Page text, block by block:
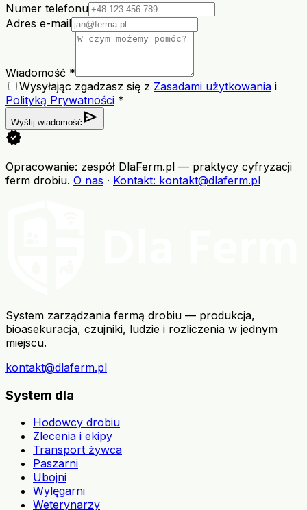
Numer telefonu
Adres e-mail
Wiadomość *
Wysyłając zgadzasz się z Zasadami użytkowania i
Polityką Prywatności *
Wyślij wiadomość send
verified
Opracowanie: zespół DlaFerm.pl — praktycy cyfryzacji
ferm drobiu. O nas · Kontakt: kontakt@dlaferm.pl
System zarządzania fermą drobiu — produkcja,
bioasekuracja, czujniki, ludzie i rozliczenia w jednym
miejscu.
kontakt@dlaferm.pl
System dla
Hodowcy drobiu
Zlecenia i ekipy
Transport żywca
Paszarni
Ubojni
Wylęgarni
Weterynarzy